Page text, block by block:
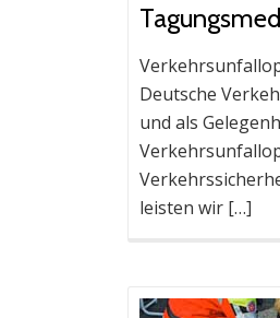
Deutsche
und als
leisten wir […]